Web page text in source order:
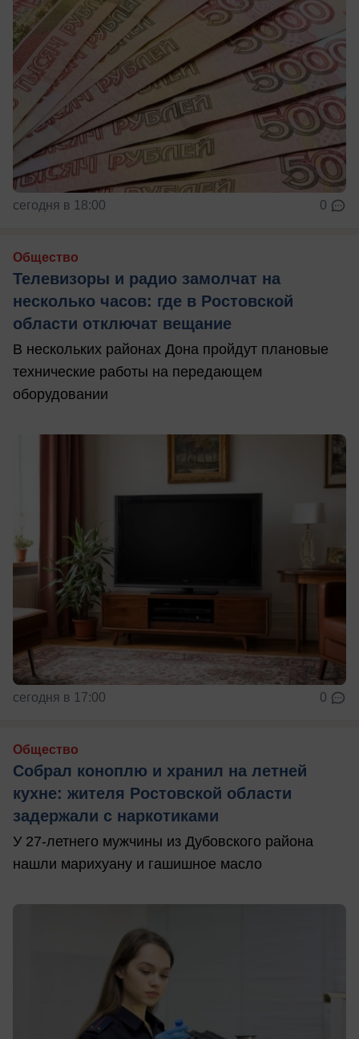
сегодня в 18:00 0
Общество
Телевизоры и радио замолчат на
несколько часов: где в Ростовской
области отключат вещание
В нескольких районах Дона пройдут плановые
технические работы на передающем
оборудовании
сегодня в 17:00 0
Общество
Собрал коноплю и хранил на летней
кухне: жителя Ростовской области
задержали с наркотиками
У 27-летнего мужчины из Дубовского района
нашли марихуану и гашишное масло